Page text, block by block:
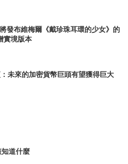
發布維梅爾《戴珍珠耳環的少女》的
實境版本
未來的加密貨幣巨頭有望獲得巨大
道什麼